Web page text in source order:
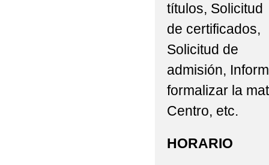
títulos, Solicitud
de certificados,
Solicitud de
admisión,
formalizar la
Centro, etc.
HORARIO